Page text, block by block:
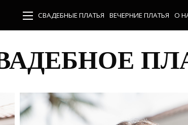
СВАДЕБНЫЕ ПЛАТЬЯ ВЕЧЕРНИЕ ПЛАТЬЯ О